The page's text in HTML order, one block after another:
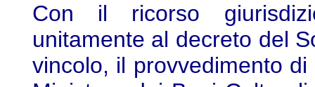
Con il ricorso
unitamente al decreto del
vincolo, il provvedimento